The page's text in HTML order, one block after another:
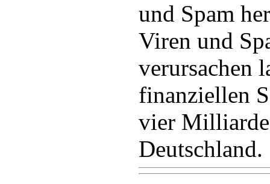
und Spam
Viren und
verursachen
finanziellen
vier
Deutschland.